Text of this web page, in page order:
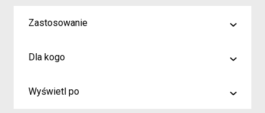
Zastosowanie
malowanie
kreślenie
Dla kogo
Artyści i profesjonaliści
Wyświetl po